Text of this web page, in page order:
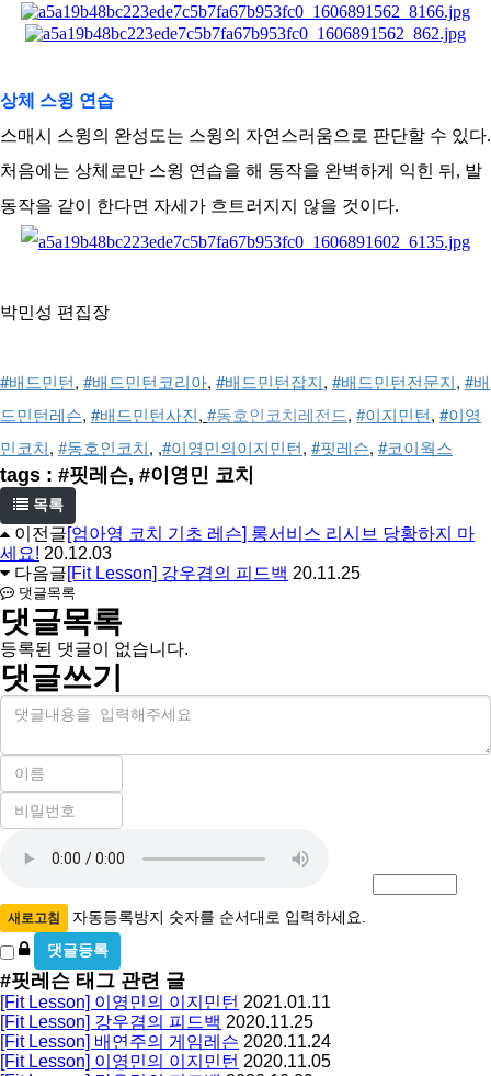
상체 스윙 연습
스매시 스윙의 완성도는 스윙의 자연스러움으로 판단할 수 있다.
처음에는 상체로만 스윙 연습을 해 동작을 완벽하게 익힌 뒤, 발
동작을 같이 한다면 자세가 흐트러지지 않을 것이다.
박민성 편집장
#배드민턴, #배드민턴코리아, #배드민턴잡지, #배드민턴전문지, #배
드민턴레슨, #배드민턴사진, #동호인코치레전드, #이지민턴, #이영
민코치, #동호인코치, ,#이영민의이지민턴, #핏레슨, #코이웍스
tags : #핏레슨, #이영민 코치
목록
이전글[엄아영 코치 기초 레슨] 롱서비스 리시브 당황하지 마
세요! 20.12.03
다음글[Fit Lesson] 강우겸의 피드백 20.11.25
댓글목록
댓글목록
등록된 댓글이 없습니다.
댓글쓰기
내
이
필
수
비
밀
록
방
지
새로고침 자동등록방지 숫자를 순서대로 입력하세요.
비
밀
글
사
용
#핏레슨 태그 관련 글
[Fit Lesson] 이영민의 이지민턴 2021.01.11
[Fit Lesson] 강우겸의 피드백 2020.11.25
[Fit Lesson] 배연주의 게임레슨 2020.11.24
[Fit Lesson] 이영민의 이지민턴 2020.11.05